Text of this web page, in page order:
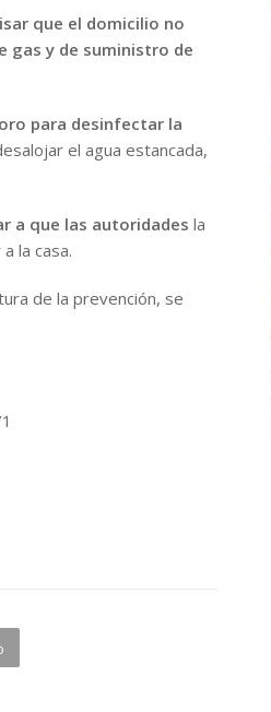
que el domicilio no
gas y de suministro de
para desinfectar la
el agua estancada,
a que las autoridades la
la casa.
de la prevención, se